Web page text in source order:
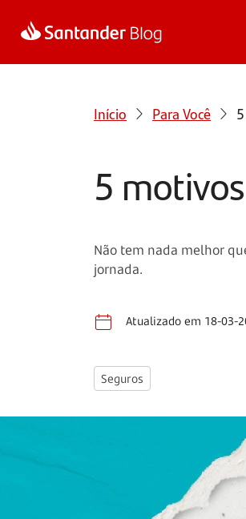
Início Para Você
5
Não tem nada melhor
jornada.
Atualizado em 18-03-
Seguros